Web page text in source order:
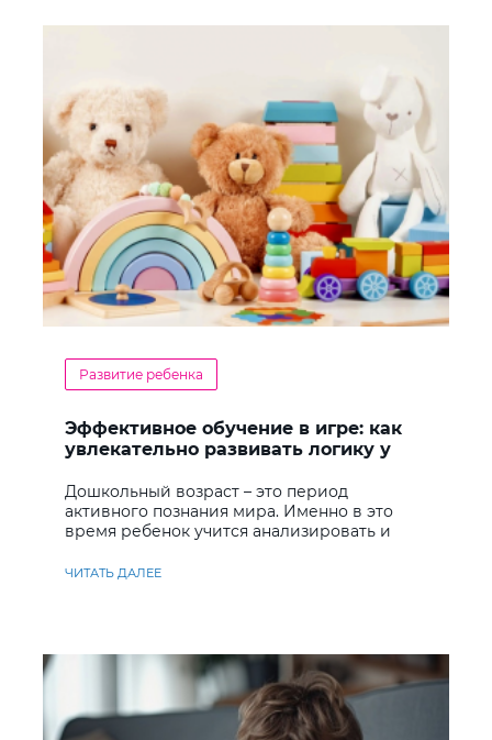
Развитие ребенка
Эффективное обучение в игре: как
увлекательно развивать логику у
Дошкольный возраст – это период
активного познания мира. Именно в это
время ребенок учится анализировать и
ЧИТАТЬ ДАЛЕЕ